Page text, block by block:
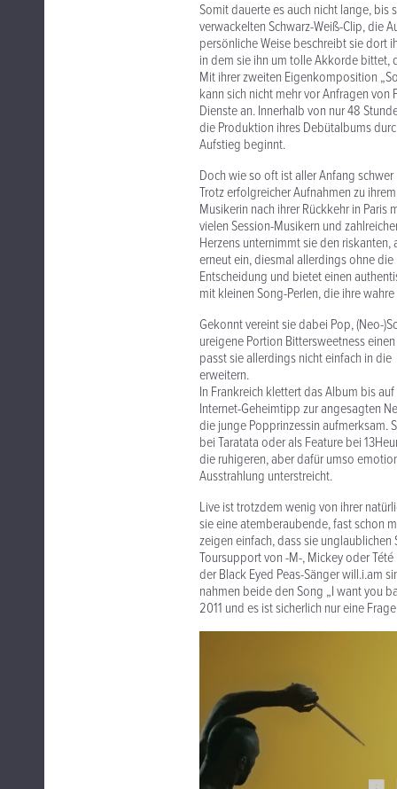
Somit dauerte es auch nicht lange, bis
verwackelten Schwarz-Weiß-Clip, die
persönliche Weise beschreibt sie dort
in dem sie ihn um tolle Akkorde bittet,
Mit ihrer zweiten Eigenkomposition
kann sich nicht mehr vor Anfragen
Dienste an. Innerhalb von nur 48
die Produktion ihres Debütalbums
Aufstieg beginnt.
Doch wie so oft ist aller Anfang
Trotz erfolgreicher Aufnahmen zu
Musikerin nach ihrer Rückkehr in
vielen Session-Musikern und
Herzens unternimmt sie den
erneut ein, diesmal allerdings ohne
Entscheidung und bietet einen
mit kleinen Song-Perlen, die ihre
Gekonnt vereint sie dabei Pop, (Neo-
ureigene Portion Bittersweetness
passt sie allerdings nicht einfach in
erweitern.
In Frankreich klettert das Album bis
Internet-Geheimtipp zur angesagten
die junge Popprinzessin aufmerksam.
bei Taratata oder als Feature bei
die ruhigeren, aber dafür umso
Ausstrahlung unterstreicht.
Live ist trotzdem wenig von ihrer
sie eine atemberaubende, fast schon
zeigen einfach, dass sie
Toursupport von -M-, Mickey oder
der Black Eyed Peas-Sänger will.i.am
nahmen beide den Song „I want you
2011 und es ist sicherlich nur eine